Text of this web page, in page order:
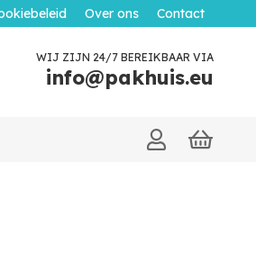
Over ons Contact
WIJ ZIJN 24/7 BEREIKBAAR VIA
info@pakhuis.eu